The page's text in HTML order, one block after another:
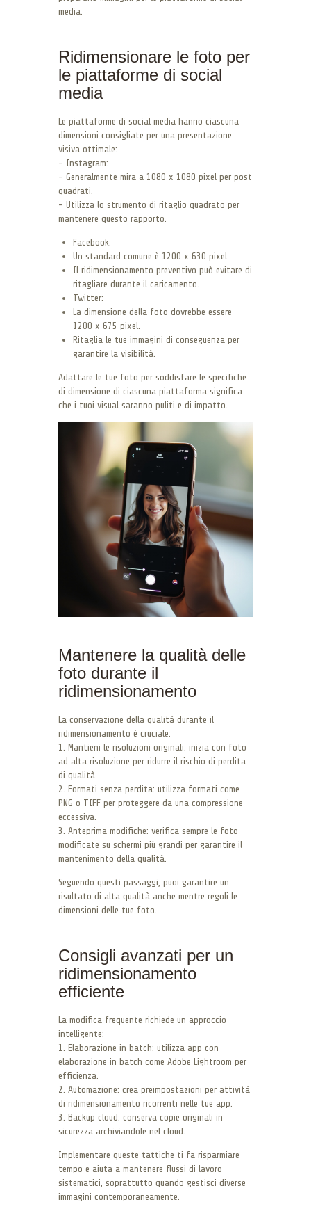
media.
Ridimensionare le foto per
le piattaforme di social
media
Le piattaforme di social media hanno ciascuna
dimensioni consigliate per una presentazione
visiva ottimale:
– Instagram:
– Generalmente mira a 1080 x 1080 pixel per post
quadrati.
– Utilizza lo strumento di ritaglio quadrato per
mantenere questo rapporto.
Facebook:
Un standard comune è 1200 x 630 pixel.
Il ridimensionamento preventivo può evitare di
ritagliare durante il caricamento.
Twitter:
La dimensione della foto dovrebbe essere
1200 x 675 pixel.
Ritaglia le tue immagini di conseguenza per
garantire la visibilità.
Adattare le tue foto per soddisfare le specifiche
di dimensione di ciascuna piattaforma significa
che i tuoi visual saranno puliti e di impatto.
Mantenere la qualità delle
foto durante il
ridimensionamento
La conservazione della qualità durante il
ridimensionamento è cruciale:
1. Mantieni le risoluzioni originali: inizia con foto
ad alta risoluzione per ridurre il rischio di perdita
di qualità.
2. Formati senza perdita: utilizza formati come
PNG o TIFF per proteggere da una compressione
eccessiva.
3. Anteprima modifiche: verifica sempre le foto
modificate su schermi più grandi per garantire il
mantenimento della qualità.
Seguendo questi passaggi, puoi garantire un
risultato di alta qualità anche mentre regoli le
dimensioni delle tue foto.
Consigli avanzati per un
ridimensionamento
efficiente
La modifica frequente richiede un approccio
intelligente:
1. Elaborazione in batch: utilizza app con
elaborazione in batch come Adobe Lightroom per
efficienza.
2. Automazione: crea preimpostazioni per attività
di ridimensionamento ricorrenti nelle tue app.
3. Backup cloud: conserva copie originali in
sicurezza archiviandole nel cloud.
Implementare queste tattiche ti fa risparmiare
tempo e aiuta a mantenere flussi di lavoro
sistematici, soprattutto quando gestisci diverse
immagini contemporaneamente.